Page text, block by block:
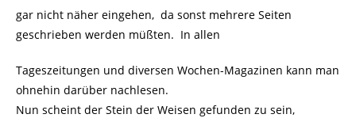
gar nicht näher eingehen, da sonst mehrere Seiten
geschrieben werden müßten. In allen
Tageszeitungen und diversen Wochen-Magazinen kann man
ohnehin darüber nachlesen.
Nun scheint der Stein der Weisen gefunden zu sein,